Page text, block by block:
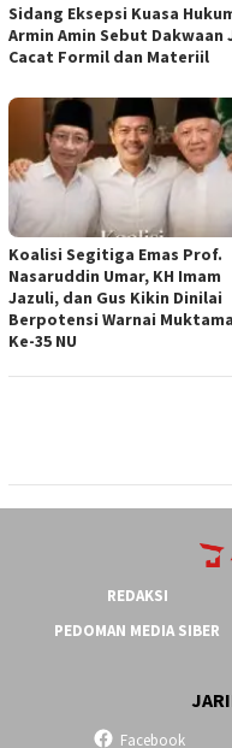
‎Sidang Eksepsi Kuasa
Armin Amin Sebut Dakwaan
Cacat Formil dan Materiil
Koalisi Segitiga Emas Prof.
Nasaruddin Umar, KH Imam
Jazuli, dan Gus Kikin Dinilai
Berpotensi Warnai
Ke-35 NU
REDAKSI
PEDOMAN MEDIA SIBER
Facebook